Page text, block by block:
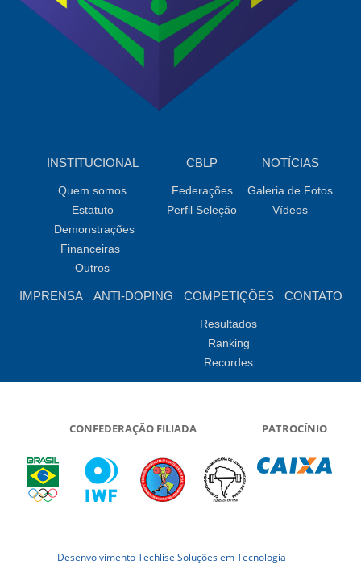
INSTITUCIONAL
Quem somos
Estatuto
Demonstrações
Financeiras
Outros
CBLP
Federações
Perfil Seleção
NOTÍCIAS
Galeria de Fotos
Vídeos
IMPRENSA ANTI-DOPING COMPETIÇÕES
Resultados
Ranking
Recordes
CONTATO
CONFEDERAÇÃO FILIADA PATROCÍNIO
Desenvolvimento Techlise Soluções em Tecnologia